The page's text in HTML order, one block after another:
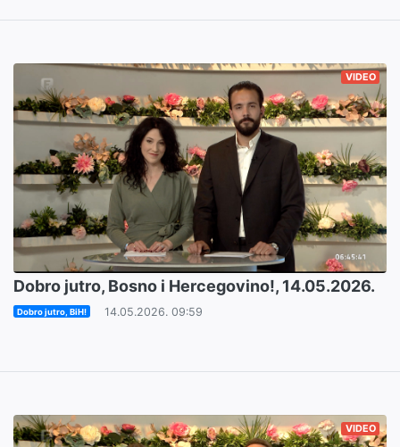
VIDEO
Dobro jutro, Bosno i Hercegovino!, 14.05.2026.
Dobro jutro, BiH! 14.05.2026. 09:59
VIDEO